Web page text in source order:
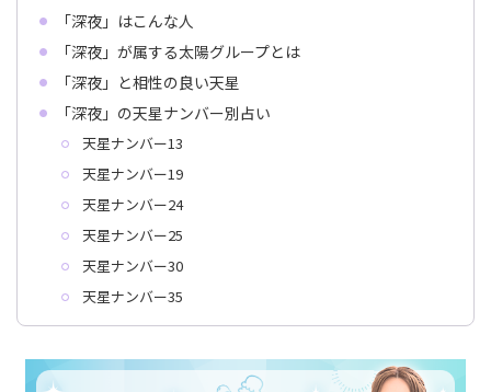
「深夜」はこんな人
「深夜」が属する太陽グループとは
「深夜」と相性の良い天星
「深夜」の天星ナンバー別占い
天星ナンバー13
天星ナンバー19
天星ナンバー24
天星ナンバー25
天星ナンバー30
天星ナンバー35